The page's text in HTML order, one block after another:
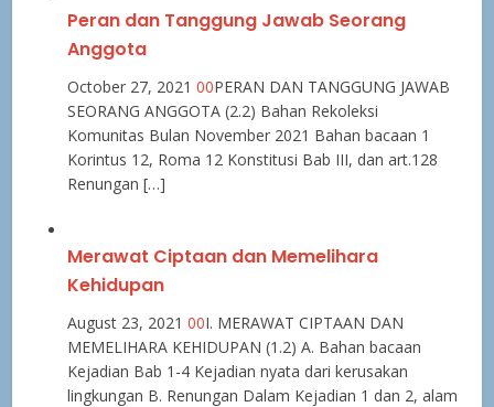
Peran dan Tanggung Jawab Seorang
Anggota
October 27, 202100PERAN DAN TANGGUNG JAWAB
SEORANG ANGGOTA (2.2) Bahan Rekoleksi
Komunitas Bulan November 2021 Bahan bacaan 1
Korintus 12, Roma 12 Konstitusi Bab III, dan art.128
Renungan […]
Merawat Ciptaan dan Memelihara
Kehidupan
August 23, 202100I. MERAWAT CIPTAAN DAN
MEMELIHARA KEHIDUPAN (1.2) A. Bahan bacaan
Kejadian Bab 1-4 Kejadian nyata dari kerusakan
lingkungan B. Renungan Dalam Kejadian 1 dan 2, alam